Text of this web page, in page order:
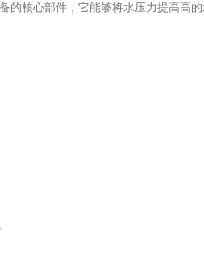
心部件，它能够将水压力提高高